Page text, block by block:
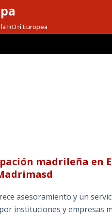
I+D+i Europea
madrileña en
asesoramiento y un
instituciones y empresas